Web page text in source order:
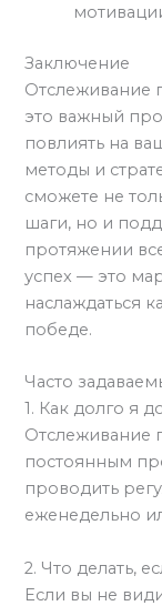
Заключение
Отслеживание
это важный
повлиять на
методы и
сможете не
шаги, но и
протяжении
успех — это
наслаждаться
победе.
Часто
1. Как долго я
Отслеживание
постоянным
проводить
еженедельно
2. Что делать,
Если вы не